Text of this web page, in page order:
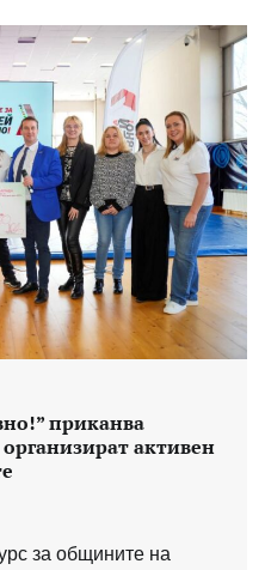
приканва
активен
за общините на